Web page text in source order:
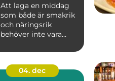
Att laga en middag
som både är smakrik
och näringsrik
behöver inte vara
04. dec